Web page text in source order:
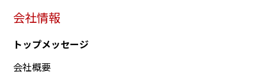
会社情報
トップメッセージ
会社概要